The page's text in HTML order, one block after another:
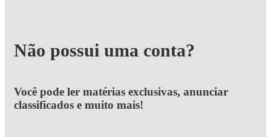
Não possui uma conta?
Você pode ler matérias exclusivas, anunciar
classificados e muito mais!